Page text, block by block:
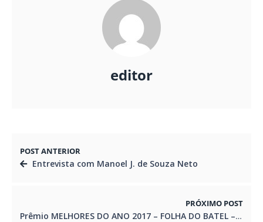
editor
POST ANTERIOR
Entrevista com Manoel J. de Souza Neto
PRÓXIMO POST
Prêmio MELHORES DO ANO 2017 – FOLHA DO BATEL –AS 40 MAIS EMPRESAS HOMENAGEADAS